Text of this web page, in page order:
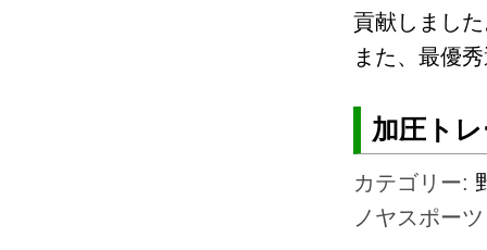
貢献しまし
また、最優
加圧ト
カテゴリー:
ノヤスポーツ